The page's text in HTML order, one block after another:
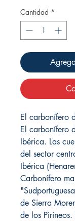
Cantidad *
El carbonífero
El carbonífero
Ibérica. Las
del sector
Ibérica
Carbonífero
de Sierra
de los